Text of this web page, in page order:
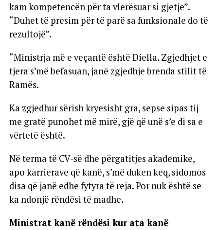
kam kompetencën për ta vlerësuar si gjetje”.
“Duhet të presim për të parë sa funksionale do të
rezultojë”.
“Ministrja më e veçantë është Diella. Zgjedhjet e
tjera s’më befasuan, janë zgjedhje brenda stilit të
Ramës.
Ka zgjedhur sërish kryesisht gra, sepse sipas tij
me gratë punohet më mirë, gjë që unë s’e di sa e
vërtetë është.
Në terma të CV-së dhe përgatitjes akademike,
apo karrierave që kanë, s’më duken keq, sidomos
disa që janë edhe fytyra të reja. Por nuk është se
ka ndonjë rëndësi të madhe.
Ministrat kanë rëndësi kur ata kanë